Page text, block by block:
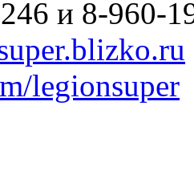
и 8-960-
legionsuper